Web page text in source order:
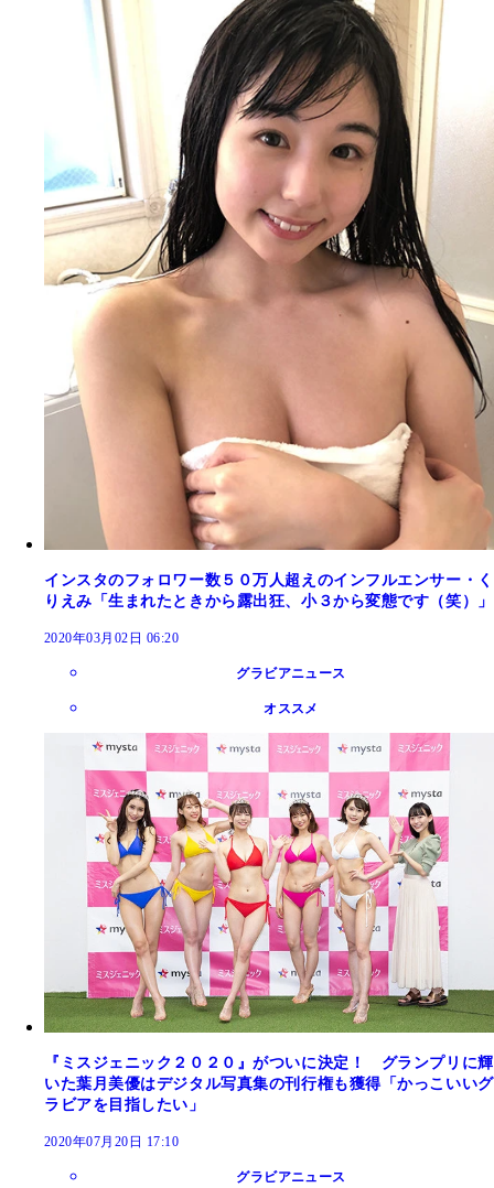
インスタのフォロワー数５０万人超えのインフルエンサー・く
りえみ「生まれたときから露出狂、小３から変態です（笑）」
2020年03月02日 06:20
グラビアニュース
オススメ
『ミスジェニック２０２０』がついに決定！ グランプリに輝
いた葉月美優はデジタル写真集の刊行権も獲得「かっこいいグ
ラビアを目指したい」
2020年07月20日 17:10
グラビアニュース